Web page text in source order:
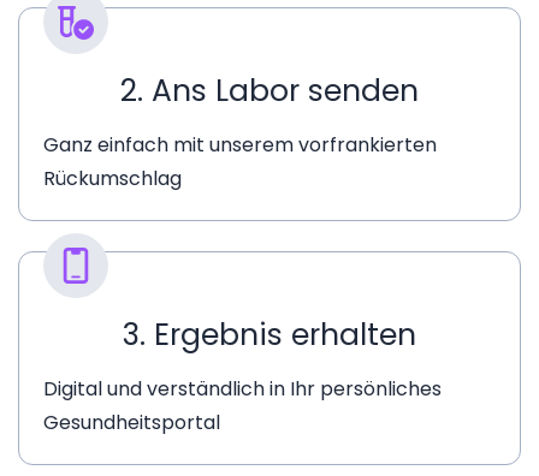
2. Ans Labor senden
Ganz einfach mit unserem vorfrankierten
Rückumschlag
3. Ergebnis erhalten
Digital und verständlich in Ihr persönliches
Gesundheitsportal